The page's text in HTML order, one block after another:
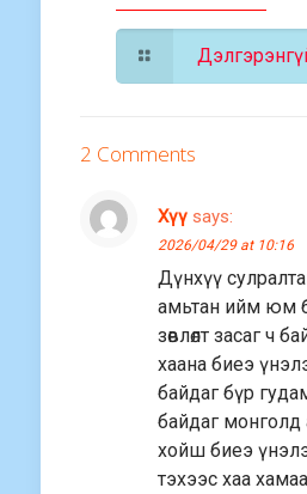
2 Comments
Хүү says:
2026/04/29 at 10:16
Дүнхүү
амьтан ийм юм
зөвлөлт засаг ч
хаана биеэ
байдаг бүр
байдаг монголд
хойш биеэ
тэхээс хаа